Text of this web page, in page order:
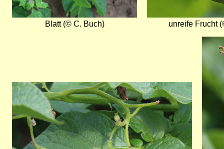
Blatt (© C. Buch) unreife Frucht
Bild
Bild